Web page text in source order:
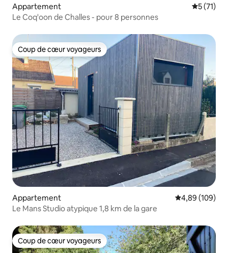
Appartement
5 (71)
Le Coq'oon de Challes - pour 8 personnes
Coup de cœur voyageurs
Coup de cœur voyageurs
Appartement Évaluation
4,89 (109)
Le Mans Studio atypique 1,8 km de la gare
Coup de cœur voyageurs
Coup de cœur voyageurs